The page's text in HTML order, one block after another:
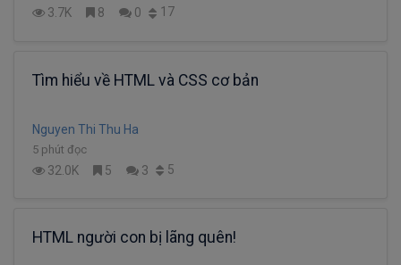
3.7K 8 0 17
Tìm hiểu về HTML và CSS cơ bản
Nguyen Thi Thu Ha
5 phút đọc
32.0K 5 3 5
HTML người con bị lãng quên!